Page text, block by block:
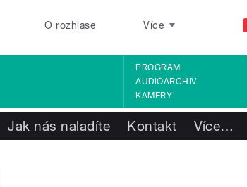
O rozhlase Více
PROGRAM
AUDIOARCHIV
KAMERY
Jak nás naladíte Kontakt Více…